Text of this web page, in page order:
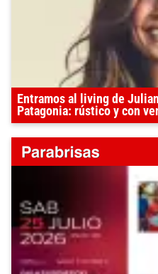
Entramos al living de
Patagonia: rústico y con